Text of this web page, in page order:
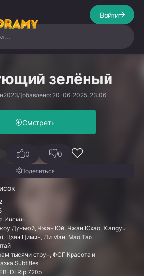
Войти
зелёный
2023Добавлено: 20-06-2025, 23:06
Смотреть
0 0
Поделиться
Инсинь
Дунъюй, Чжан Юй, Чжан Юхао, Xiangyu
Цзян Цимин, Ли Мэн, Мао Тао
тысячи струн, ФСГ Красота и
DLRip 720p